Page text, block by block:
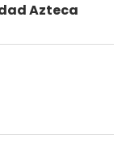
Azteca